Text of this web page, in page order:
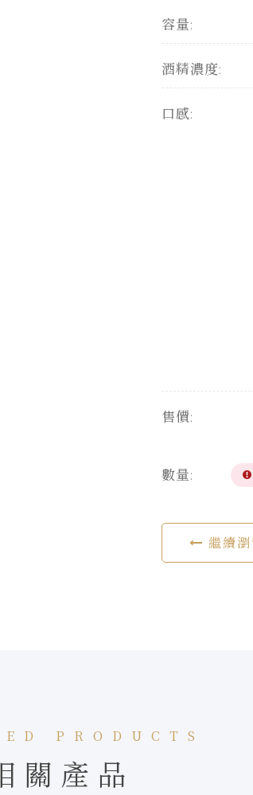
容量:
酒精濃度:
口感:
售價:
數量:
繼續
PRODUCTS
關產品